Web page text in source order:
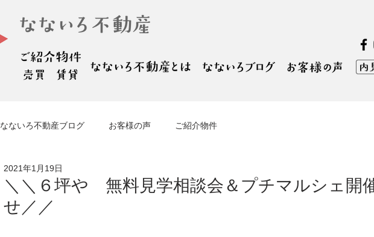
なないろ不動産ブログ お客様の声 ご紹介物件
＼＼６坪や 無料見学相談会＆プチマルシェ開
せ／／
2021年1月19日